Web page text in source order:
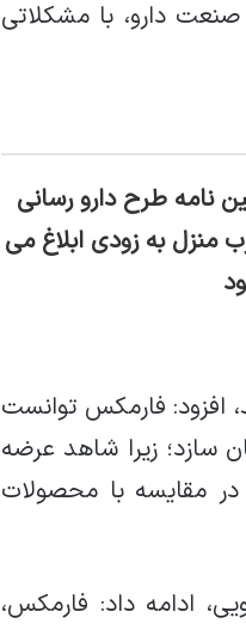
دارو، با مشکلاتی
نامه طرح دارو رسانی
منزل به زودی ابلاغ می
افزود: فارمکس توانست
سازد؛ زیرا شاهد عرضه
مقایسه با محصولات
ادامه داد: فارمکس،